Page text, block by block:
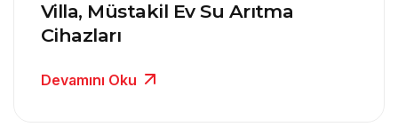
Villa, Müstakil Ev Su Arıtma
Cihazları
Devamını Oku